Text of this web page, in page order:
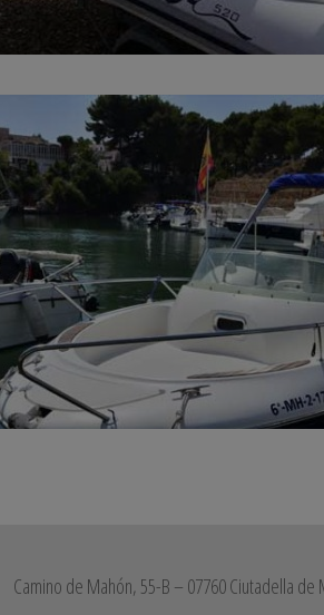
Camino de Mahón, 55-B – 07760 Ciutadella